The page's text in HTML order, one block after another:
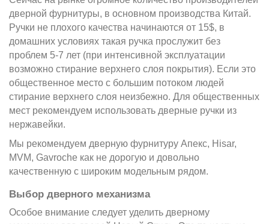
дверной фурнитуры, в основном производства Китай.
Ручки не плохого качества начинаются от 15$, в
домашних условиях такая ручка прослужит без
проблем 5-7 лет (при интенсивной эксплуатации
возможно стирание верхнего слоя покрытия). Если это
общественное место с большим потоком людей
стирание верхнего слоя неизбежно. Для общественных
мест рекомендуем использовать дверные ручки из
нержавейки.
Мы рекомендуем дверную фурнитуру Апекс, Hisar,
MVM, Gavroche как не дорогую и довольно
качественную с широким модельным рядом.
Выбор дверного механизма
Особое внимание следует уделить дверному